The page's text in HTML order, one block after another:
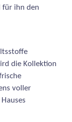
für ihn den
die Kollektion
voller